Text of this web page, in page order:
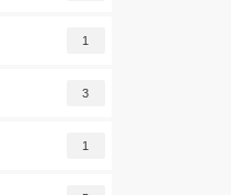
1
3
1